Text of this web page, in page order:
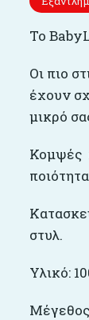
Το
Οι πιο
έχουν
μικρό
Κομψές
στυλ.
Υλικό: